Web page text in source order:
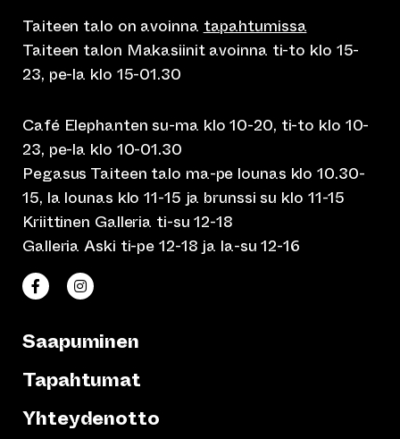
Taiteen talo on avoinna tapahtumissa
Taiteen talon Makasiinit avoinna ti-to klo 15-
23, pe-la klo 15-01.30
Café Elephanten su-ma klo 10-20, ti-to klo 10-
23, pe-la klo 10-01.30
Pegasus Taiteen talo ma-pe lounas klo 10.30-
15, la lounas klo 11-15 ja brunssi su klo 11-15
Kriittinen Galleria ti-su 12-18
Galleria Aski ti-pe 12-18 ja la-su 12-16
Taiteen talo Facebookissa
(siirtyy toiseen verkkopalveluun)
Taiteen talo Instagramissa
(siirtyy toiseen verkkopalveluun)
Saapuminen
Tapahtumat
Yhteydenotto